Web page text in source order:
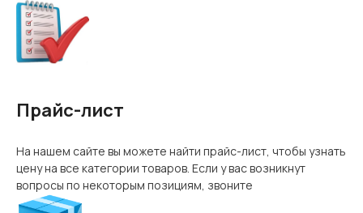
Прайс-лист
На нашем сайте вы можете найти прайс-лист, чтобы узнать
цену на все категории товаров. Если у вас возникнут
вопросы по некоторым позициям, звоните